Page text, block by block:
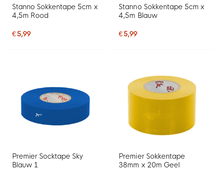
Stanno Sokkentape 5cm x
4,5m Rood
€ 5,99
Stanno Sokkentape 5cm x
4,5m Blauw
€ 5,99
Premier Socktape Sky
Blauw 1
Premier Sokkentape
38mm x 20m Geel